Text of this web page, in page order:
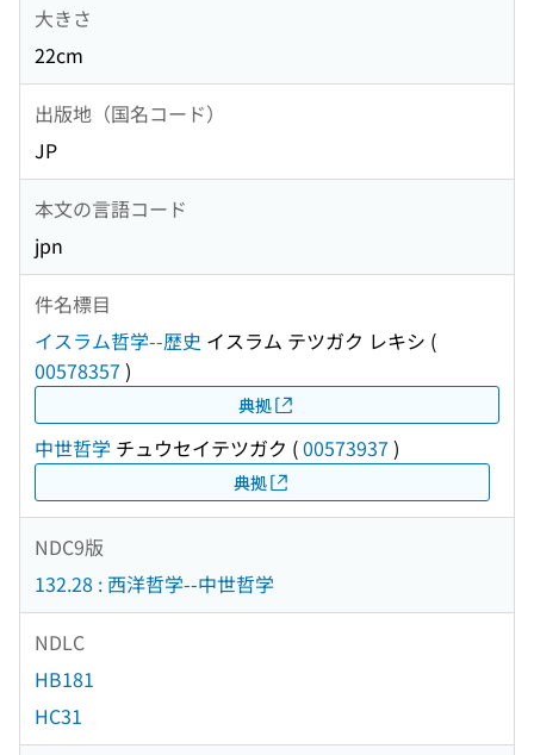
大きさ
22cm
出版地（国名コード）
JP
本文の言語コード
jpn
件名標目
イスラム哲学--歴史 イスラム テツガク レキシ (
00578357 )
典拠
中世哲学 チュウセイテツガク (00573937 )
典拠
NDC9版
132.28 : 西洋哲学--中世哲学
NDLC
HB181
HC31